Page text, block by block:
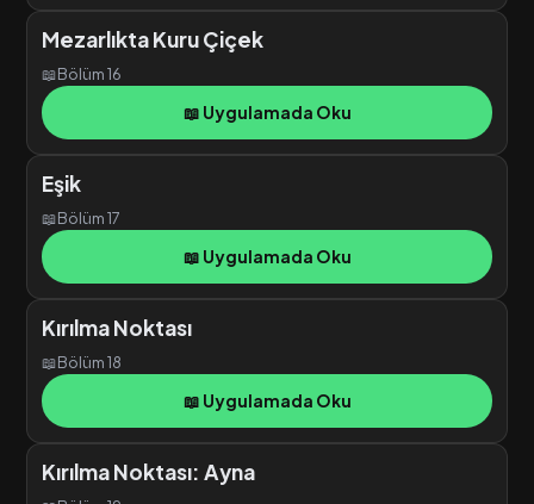
Mezarlıkta Kuru Çiçek
📖Bölüm 16
📖 Uygulamada Oku
Eşik
📖Bölüm 17
📖 Uygulamada Oku
Kırılma Noktası
📖Bölüm 18
📖 Uygulamada Oku
Kırılma Noktası: Ayna